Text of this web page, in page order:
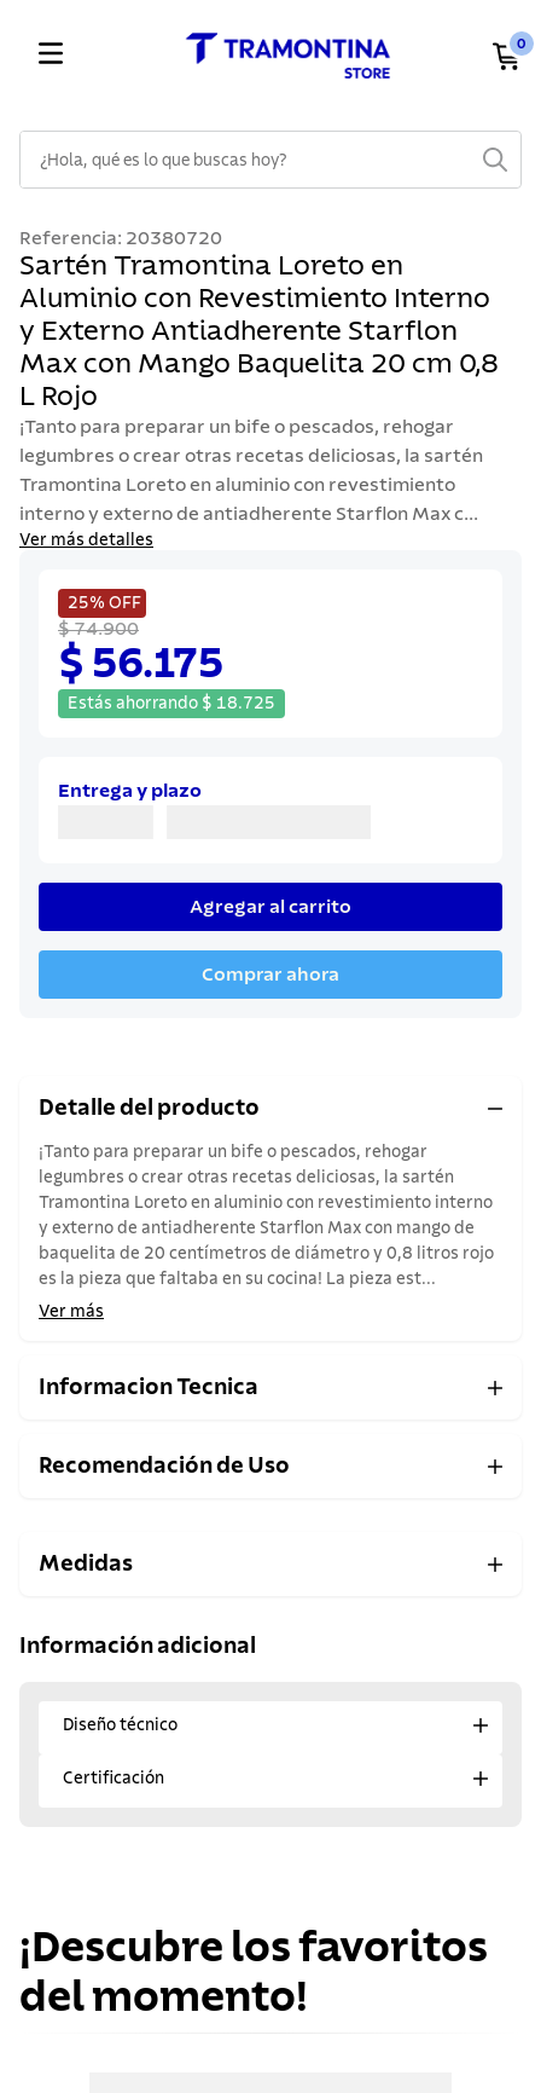
0
Referencia: 20380720
Sartén Tramontina Loreto en
Aluminio con Revestimiento Interno
y Externo Antiadherente Starflon
Max con Mango Baquelita 20 cm 0,8
L Rojo
¡Tanto para preparar un bife o pescados, rehogar
legumbres o crear otras recetas deliciosas, la sartén
Tramontina Loreto en aluminio con revestimiento
interno y externo de antiadherente Starflon Max c...
Ver más detalles
25% OFF
$ 74.900
$ 56.175
Estás ahorrando $ 18.725
Entrega y plazo
Agregar al carrito
Comprar ahora
Detalle del producto
¡Tanto para preparar un bife o pescados, rehogar
legumbres o crear otras recetas deliciosas, la sartén
Tramontina Loreto en aluminio con revestimiento interno
y externo de antiadherente Starflon Max con mango de
baquelita de 20 centímetros de diámetro y 0,8 litros rojo
es la pieza que faltaba en su cocina! La pieza est...
Ver más
Informacion Tecnica
Recomendación de Uso
Medidas
Información adicional
Diseño técnico
Certificación
¡Descubre los favoritos
del momento!
1 .
cuchillos
2
cubiertos
3.
sarten
4.
lavaplatos
5.
ollas
6.
acero inoxidable
7.
sartenes
8.
juego cuchillos
cuchillo
10. olla